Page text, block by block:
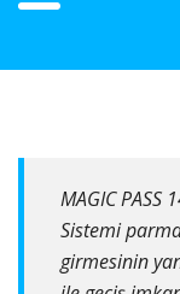
MAGIC PASS
Sistemi
girmesinin